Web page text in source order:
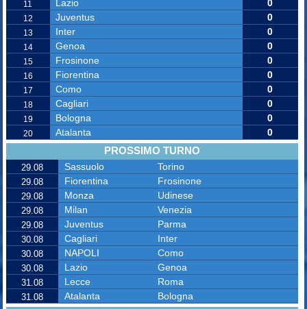
11 Lazio 0
12 Juventus 0
13 Inter 0
14 Genoa 0
15 Frosinone 0
16 Fiorentina 0
17 Como 0
18 Cagliari 0
19 Bologna 0
20 Atalanta 0
PROSSIMO TURNO
29.08 Sassuolo Torino
29.08 Fiorentina Frosinone
29.08 Monza Udinese
29.08 Milan Venezia
29.08 Juventus Parma
30.08 Cagliari Inter
30.08 NAPOLI Como
30.08 Lazio Genoa
31.08 Lecce Roma
31.08 Atalanta Bologna